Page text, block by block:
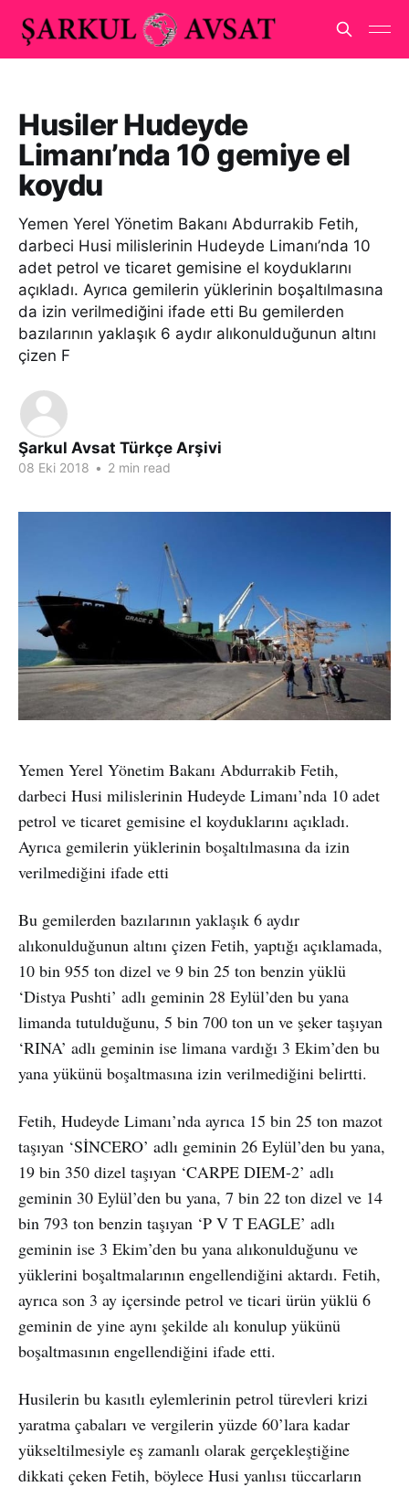
Husiler Hudeyde
Limanı’nda 10 gemiye el
koydu
Yemen Yerel Yönetim Bakanı Abdurrakib Fetih,
darbeci Husi milislerinin Hudeyde Limanı’nda 10
adet petrol ve ticaret gemisine el koyduklarını
açıkladı. Ayrıca gemilerin yüklerinin boşaltılmasına
da izin verilmediğini ifade etti Bu gemilerden
bazılarının yaklaşık 6 aydır alıkonulduğunun altını
çizen F
Şarkul Avsat Türkçe Arşivi
08 Eki 2018 • 2 min read
Yemen Yerel Yönetim Bakanı Abdurrakib Fetih,
darbeci Husi milislerinin Hudeyde Limanı’nda 10 adet
petrol ve ticaret gemisine el koyduklarını açıkladı.
Ayrıca gemilerin yüklerinin boşaltılmasına da izin
verilmediğini ifade etti
Bu gemilerden bazılarının yaklaşık 6 aydır
alıkonulduğunun altını çizen Fetih, yaptığı açıklamada,
10 bin 955 ton dizel ve 9 bin 25 ton benzin yüklü
‘Distya Pushti’ adlı geminin 28 Eylül’den bu yana
limanda tutulduğunu, 5 bin 700 ton un ve şeker taşıyan
‘RINA’ adlı geminin ise limana vardığı 3 Ekim’den bu
yana yükünü boşaltmasına izin verilmediğini belirtti.
Fetih, Hudeyde Limanı’nda ayrıca 15 bin 25 ton mazot
taşıyan ‘SİNCERO’ adlı geminin 26 Eylül’den bu yana,
19 bin 350 dizel taşıyan ‘CARPE DIEM-2’ adlı
geminin 30 Eylül’den bu yana, 7 bin 22 ton dizel ve 14
bin 793 ton benzin taşıyan ‘P V T EAGLE’ adlı
geminin ise 3 Ekim’den bu yana alıkonulduğunu ve
yüklerini boşaltmalarının engellendiğini aktardı. Fetih,
ayrıca son 3 ay içersinde petrol ve ticari ürün yüklü 6
geminin de yine aynı şekilde alı konulup yükünü
boşaltmasının engellendiğini ifade etti.
Husilerin bu kasıtlı eylemlerinin petrol türevleri krizi
yaratma çabaları ve vergilerin yüzde 60’lara kadar
yükseltilmesiyle eş zamanlı olarak gerçekleştiğine
dikkati çeken Fetih, böylece Husi yanlısı tüccarların